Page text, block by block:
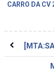
CARRO DA CV